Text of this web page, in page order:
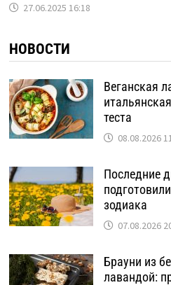
27.06.2025 16:18
НОВОСТИ
Веганская
теста
08.08.2026
Последние
зодиака
07.08.2026
Брауни из
лавандой: